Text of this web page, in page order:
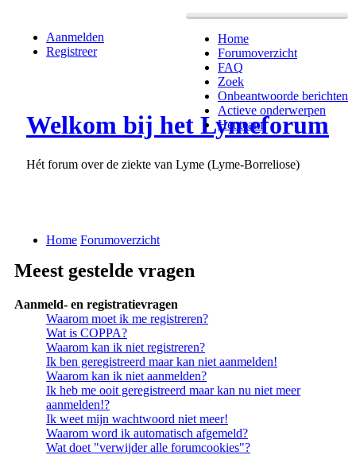
Home
Forumoverzicht
FAQ
Zoek
Onbeantwoorde berichten
Actieve onderwerpen
Het team
Aanmelden
Registreer
Welkom bij het Lymeforum
Hét forum over de ziekte van Lyme (Lyme-Borreliose)
Home Forumoverzicht
Meest gestelde vragen
Aanmeld- en registratievragen
Waarom moet ik me registreren?
Wat is COPPA?
Waarom kan ik niet registreren?
Ik ben geregistreerd maar kan niet aanmelden!
Waarom kan ik niet aanmelden?
Ik heb me ooit geregistreerd maar kan nu niet meer
aanmelden!?
Ik weet mijn wachtwoord niet meer!
Waarom word ik automatisch afgemeld?
Wat doet "verwijder alle forumcookies"?